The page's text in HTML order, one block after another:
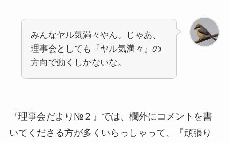
みんなヤル気満々やん。じゃあ、
理事会としても『ヤル気満々』の
方向で動くしかないな。
『理事会だより№２』では、欄外にコメントを書
いてくださる方が多くいらっしゃって、『頑張り